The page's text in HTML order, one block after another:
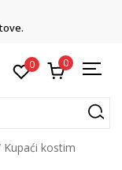
0 0
Kupaći kostim